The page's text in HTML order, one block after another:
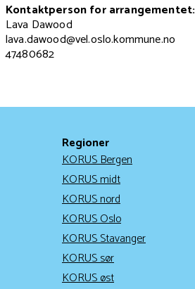
Kontaktperson for arrangementet:
Lava Dawood
lava.dawood@vel.oslo.kommune.no
47480682
Regioner
KORUS Bergen
KORUS midt
KORUS nord
KORUS Oslo
KORUS Stavanger
KORUS sør
KORUS øst